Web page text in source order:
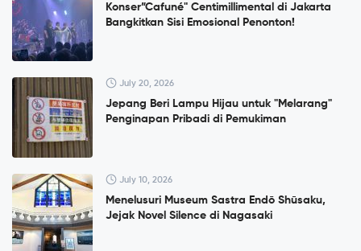
Konser”Cafuné" Centimillimental di Jakarta
Bangkitkan Sisi Emosional Penonton!
July 20, 2026
Jepang Beri Lampu Hijau untuk "Melarang"
Penginapan Pribadi di Pemukiman
July 10, 2026
Menelusuri Museum Sastra Endō Shūsaku,
Jejak Novel Silence di Nagasaki